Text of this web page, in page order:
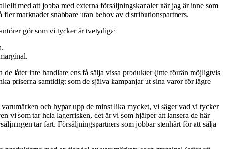
med att jobba med externa försäljningskanaler när jag är inne som
marknader snabbare utan behov av distributionspartners.
gör som vi tycker är tvetydiga:
låter inte handlare ens få sälja vissa produkter (inte förrän möjligtvis
priserna samtidigt som de själva kampanjar ut sina varor för lägre
och hypar upp de minst lika mycket, vi säger vad vi tycker
vi som tar hela lagerrisken, det är vi som hjälper att lansera de här
tar fart. Försäljningspartners som jobbar stenhårt för att sälja